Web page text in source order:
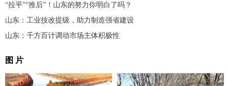
“拉平”“推后”！山东的努力你明白了吗？
山东：工业技改提级，助力制造强省建设
山东：千方百计调动市场主体积极性
图 片